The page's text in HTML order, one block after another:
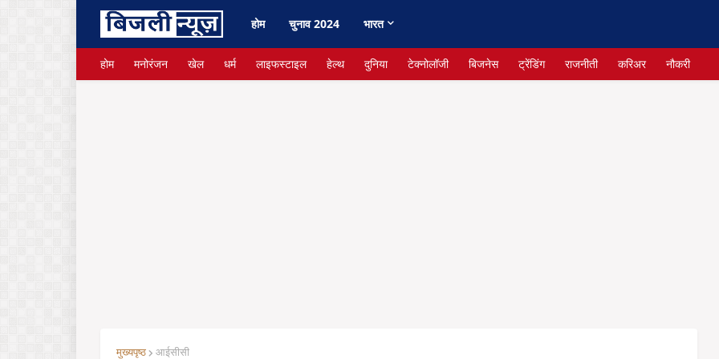
होम चुनाव 2024 भारत
होम मनोरंजन खेल धर्म लाइफस्टाइल हेल्थ दुनिया टेक्नोलॉजी बिजनेस ट्रेंडिंग राजनीती करिअर नौकरी
मुख्यपृष्ठ आईसीसी